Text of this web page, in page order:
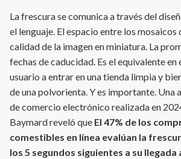
La frescura se comunica a través del
el lenguaje. El espacio entre los mosaicos
calidad de la imagen en miniatura. La
fechas de caducidad. Es el equivalente en
usuario a entrar en una tienda limpia y
de una polvorienta. Y es importante. Una
de comercio electrónico realizada en
Baymard reveló que El 47% de los
comestibles en línea evalúan la
los 5 segundos siguientes a su llegada